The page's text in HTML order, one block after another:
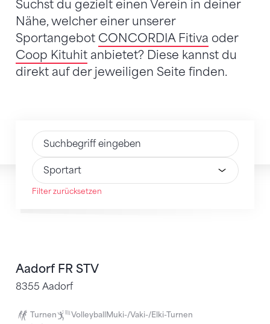
Suchst du gezielt einen Verein in deiner
Nähe, welcher einer unserer
Sportangebot CONCORDIA Fitiva oder
Coop Kituhit anbietet? Diese kannst du
direkt auf der jeweiligen Seite finden.
Text eingeben
Wähle Option
Filter zurücksetzen
Aadorf FR STV
8355 Aadorf
Turnen Volleyball Muki-/Vaki-/Elki-Turnen